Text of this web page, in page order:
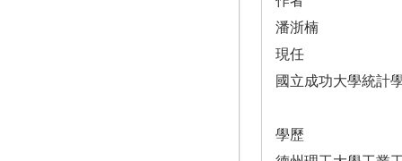
潘浙楠
現任
國立成功大學統計
學歷